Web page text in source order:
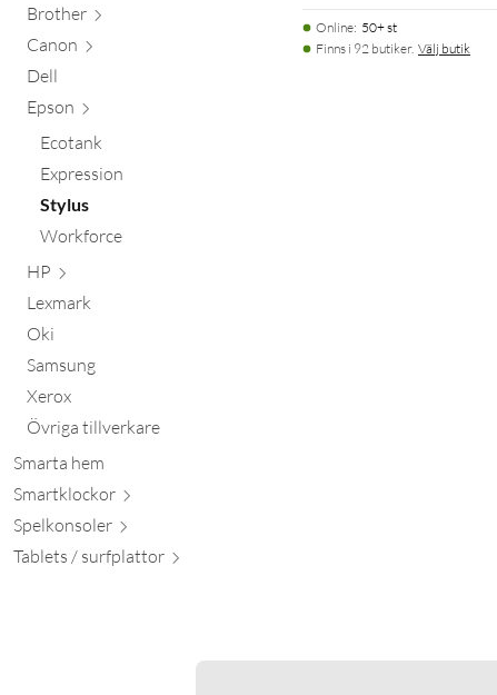
Brother
Canon
Dell
Epson
Ecotank
Expression
Stylus
Workforce
HP
Lexmark
Oki
Samsung
Xerox
Övriga tillverkare
Smarta hem
Smartklockor
Spelkonsoler
Tablets / surfplattor
Online: 50+ st
Finns i 92 butiker. Välj butik